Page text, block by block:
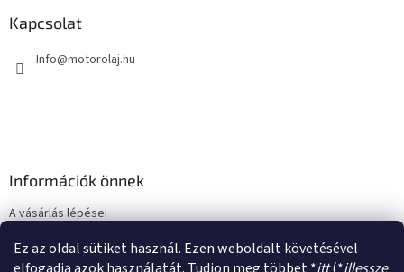
Ez az oldal sütiket használ. Ezen weboldalt követésével
Kapcsolat
Info@motorolaj.hu
Információk önnek
A vásárlás lépései
Adatkezelési tájékoztató